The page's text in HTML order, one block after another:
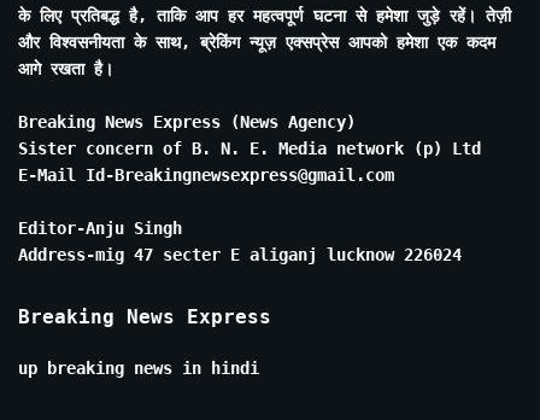
के लिए प्रतिबद्ध है, ताकि आप हर महत्वपूर्ण घटना से हमेशा जुड़े रहें। तेज़ी
और विश्वसनीयता के साथ, ब्रेकिंग न्यूज़ एक्सप्रेस आपको हमेशा एक कदम
आगे रखता है।
Breaking News Express (News Agency)
Sister concern of B. N. E. Media network (p) Ltd
E-Mail Id-Breakingnewsexpress@gmail.com
Editor-Anju Singh
Address-mig 47 secter E aliganj lucknow 226024
Breaking News Express
up breaking news in hindi